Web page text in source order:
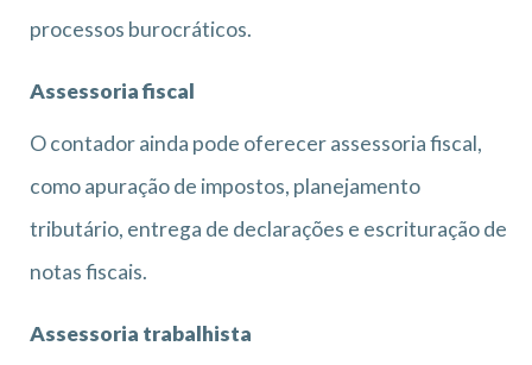
processos burocráticos.
Assessoria fiscal
O contador ainda pode oferecer assessoria fiscal,
como apuração de impostos, planejamento
tributário, entrega de declarações e escrituração de
notas fiscais.
Assessoria trabalhista